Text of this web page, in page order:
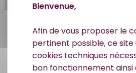
tout zippé en coton
€20,00
Bienvenue,
Afin de vous proposer le
pertinent possible, ce site
cookies techniques
bon fonctionnement ainsi